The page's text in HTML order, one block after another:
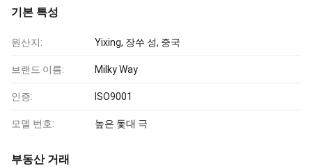
기본 특성
원산지: Yixing, 장쑤 성, 중국
브랜드 이름: Milky Way
인증: ISO9001
모델 번호: 높은 돛대 극
부동산 거래